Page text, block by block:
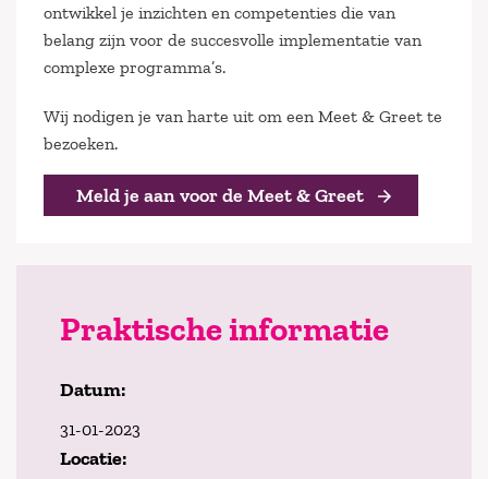
ontwikkel je inzichten en competenties die van
belang zijn voor de succesvolle implementatie van
complexe programma’s.
Wij nodigen je van harte uit om een Meet & Greet te
bezoeken.
Meld je aan voor de Meet & Greet
Praktische informatie
Datum:
31-01-2023
Locatie: